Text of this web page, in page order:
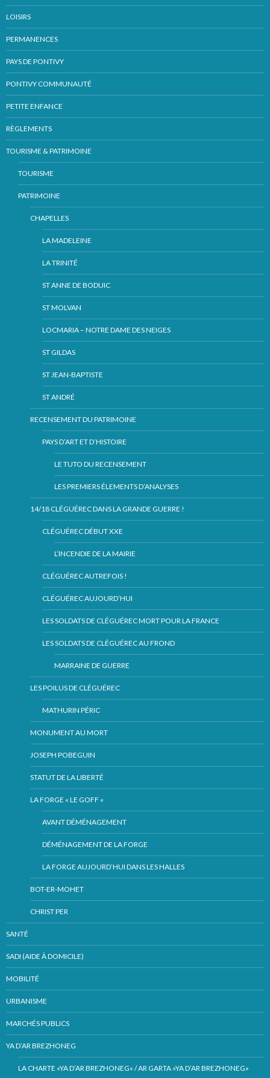
LOISIRS
PERMANENCES
PAYS DE PONTIVY
PONTIVY COMMUNAUTÉ
PETITE ENFANCE
RÈGLEMENTS
TOURISME & PATRIMOINE
TOURISME
PATRIMOINE
CHAPELLES
LA MADELEINE
LA TRINITÉ
ST ANNE DE BODUIC
ST MOLVAN
LOCMARIA – NOTRE DAME DES NEIGES
ST GILDAS
ST JEAN-BAPTISTE
ST ANDRÉ
RECENSEMENT DU PATRIMOINE
PAYS D’ART ET D’HISTOIRE
LE TUTO DU RECENSEMENT
LES PREMIERS ÉLEMENTS D’ANALYSES
14/18 CLÉGUÉREC DANS LA GRANDE GUERRE !
CLÉGUÉREC DÉBUT XXE
L’INCENDIE DE LA MAIRIE
CLÉGUÉREC AUTREFOIS !
CLÉGUÉREC AUJOURD’HUI
LES SOLDATS DE CLÉGUÉREC MORT POUR LA FRANCE
LES SOLDATS DE CLÉGUÉREC AU FROND
MARRAINE DE GUERRE
LES POILUS DE CLÉGUÉREC
MATHURIN PÉRIC
MONUMENT AU MORT
JOSEPH POBEGUIN
STATUT DE LA LIBERTÉ
LA FORGE « LE GOFF «
AVANT DÉMÉNAGEMENT
DÉMÉNAGEMENT DE LA FORGE
LA FORGE AUJOURD’HUI DANS LES HALLES
BOT-ER-MOHET
CHRIST PER
SANTÉ
SADI (AIDE À DOMICILE)
MOBILITÉ
URBANISME
MARCHÉS PUBLICS
YA D’AR BREZHONEG
LA CHARTE «YA D’AR BREZHONEG» / AR GARTA «YA D’AR BREZHONEG»